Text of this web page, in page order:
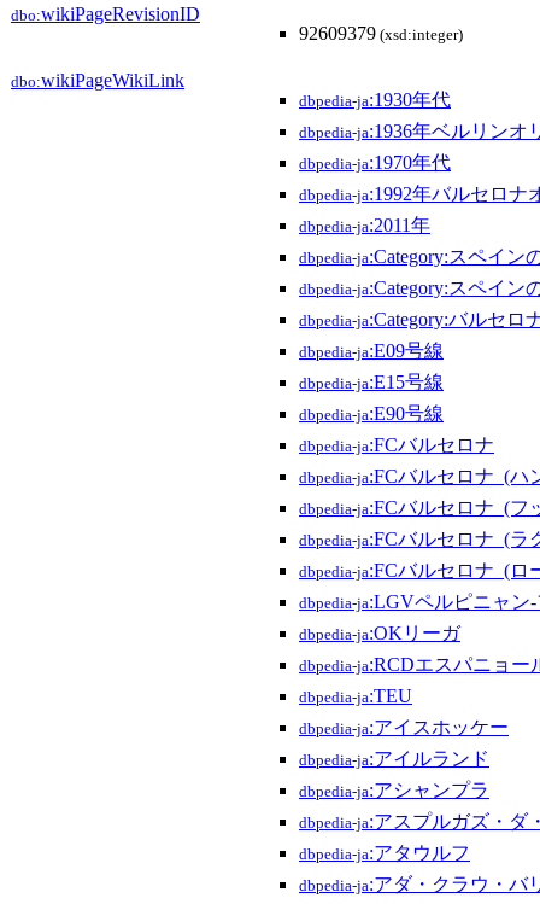
dbo:wikiPageRevisionID
92609379 (xsd:integer)
dbo:wikiPageWikiLink
dbpedia-ja:1930年代
dbpedia-ja:1936年ベルリンオ
dbpedia-ja:1970年代
dbpedia-ja:1992年バルセロナ
dbpedia-ja:2011年
dbpedia-ja:Category:スペイン
dbpedia-ja:Category:スペイン
dbpedia-ja:Category:バルセロ
dbpedia-ja:E09号線
dbpedia-ja:E15号線
dbpedia-ja:E90号線
dbpedia-ja:FCバルセロナ
dbpedia-ja:FCバルセロナ_(ハ
dbpedia-ja:FCバルセロナ_(フ
dbpedia-ja:FCバルセロナ_(ラ
dbpedia-ja:FCバルセロナ_(ロ
dbpedia-ja:LGVペルピニャン
dbpedia-ja:OKリーガ
dbpedia-ja:RCDエスパニョー
dbpedia-ja:TEU
dbpedia-ja:アイスホッケー
dbpedia-ja:アイルランド
dbpedia-ja:アシャンプラ
dbpedia-ja:アスプルガズ・ダ
dbpedia-ja:アタウルフ
dbpedia-ja:アダ・クラウ・バ